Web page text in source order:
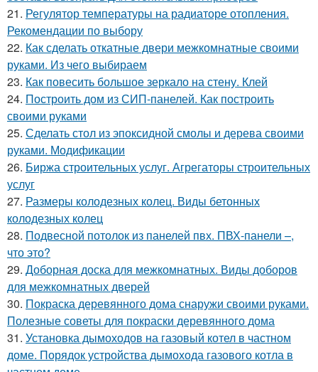
21. Регулятор температуры на радиаторе отопления.
Рекомендации по выбору
22. Как сделать откатные двери межкомнатные своими
руками. Из чего выбираем
23. Как повесить большое зеркало на стену. Клей
24. Построить дом из СИП-панелей. Как построить
своими руками
25. Сделать стол из эпоксидной смолы и дерева своими
руками. Модификации
26. Биржа строительных услуг. Агрегаторы строительных
услуг
27. Размеры колодезных колец. Виды бетонных
колодезных колец
28. Подвесной потолок из панелей пвх. ПВХ-панели –,
что это?
29. Доборная доска для межкомнатных. Виды доборов
для межкомнатных дверей
30. Покраска деревянного дома снаружи своими руками.
Полезные советы для покраски деревянного дома
31. Установка дымоходов на газовый котел в частном
доме. Порядок устройства дымохода газового котла в